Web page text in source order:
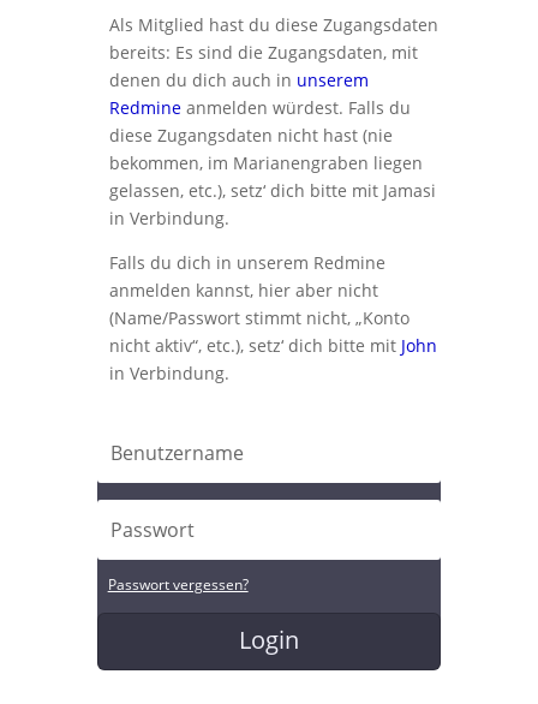
Digitac Intern
Als Mitglied hast du diese Zugangsdaten
bereits: Es sind die Zugangsdaten, mit
denen du dich auch in unserem
Redmineanmelden würdest. Falls du
diese Zugangsdaten nicht hast (nie
bekommen, im Marianengraben liegen
gelassen, etc.), setz‘ dich bitte mit Jamasi
in Verbindung.
Falls du dich in unserem Redmine
anmelden kannst, hier aber nicht
(Name/Passwort stimmt nicht, „Konto
nicht aktiv“, etc.), setz‘ dich bitte mit John
in Verbindung.
Passwort vergessen?
Login